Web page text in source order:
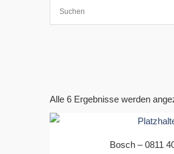
Alle 6 Ergebnisse werden
Bosch – 0811